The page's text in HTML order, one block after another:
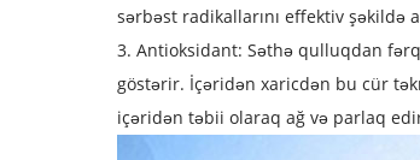
sərbəst radikallarını effektiv
3. Antioksidant: Səthə qulluqdan
göstərir. İçəridən xaricdən bu cür
içəridən təbii olaraq ağ və parlaq